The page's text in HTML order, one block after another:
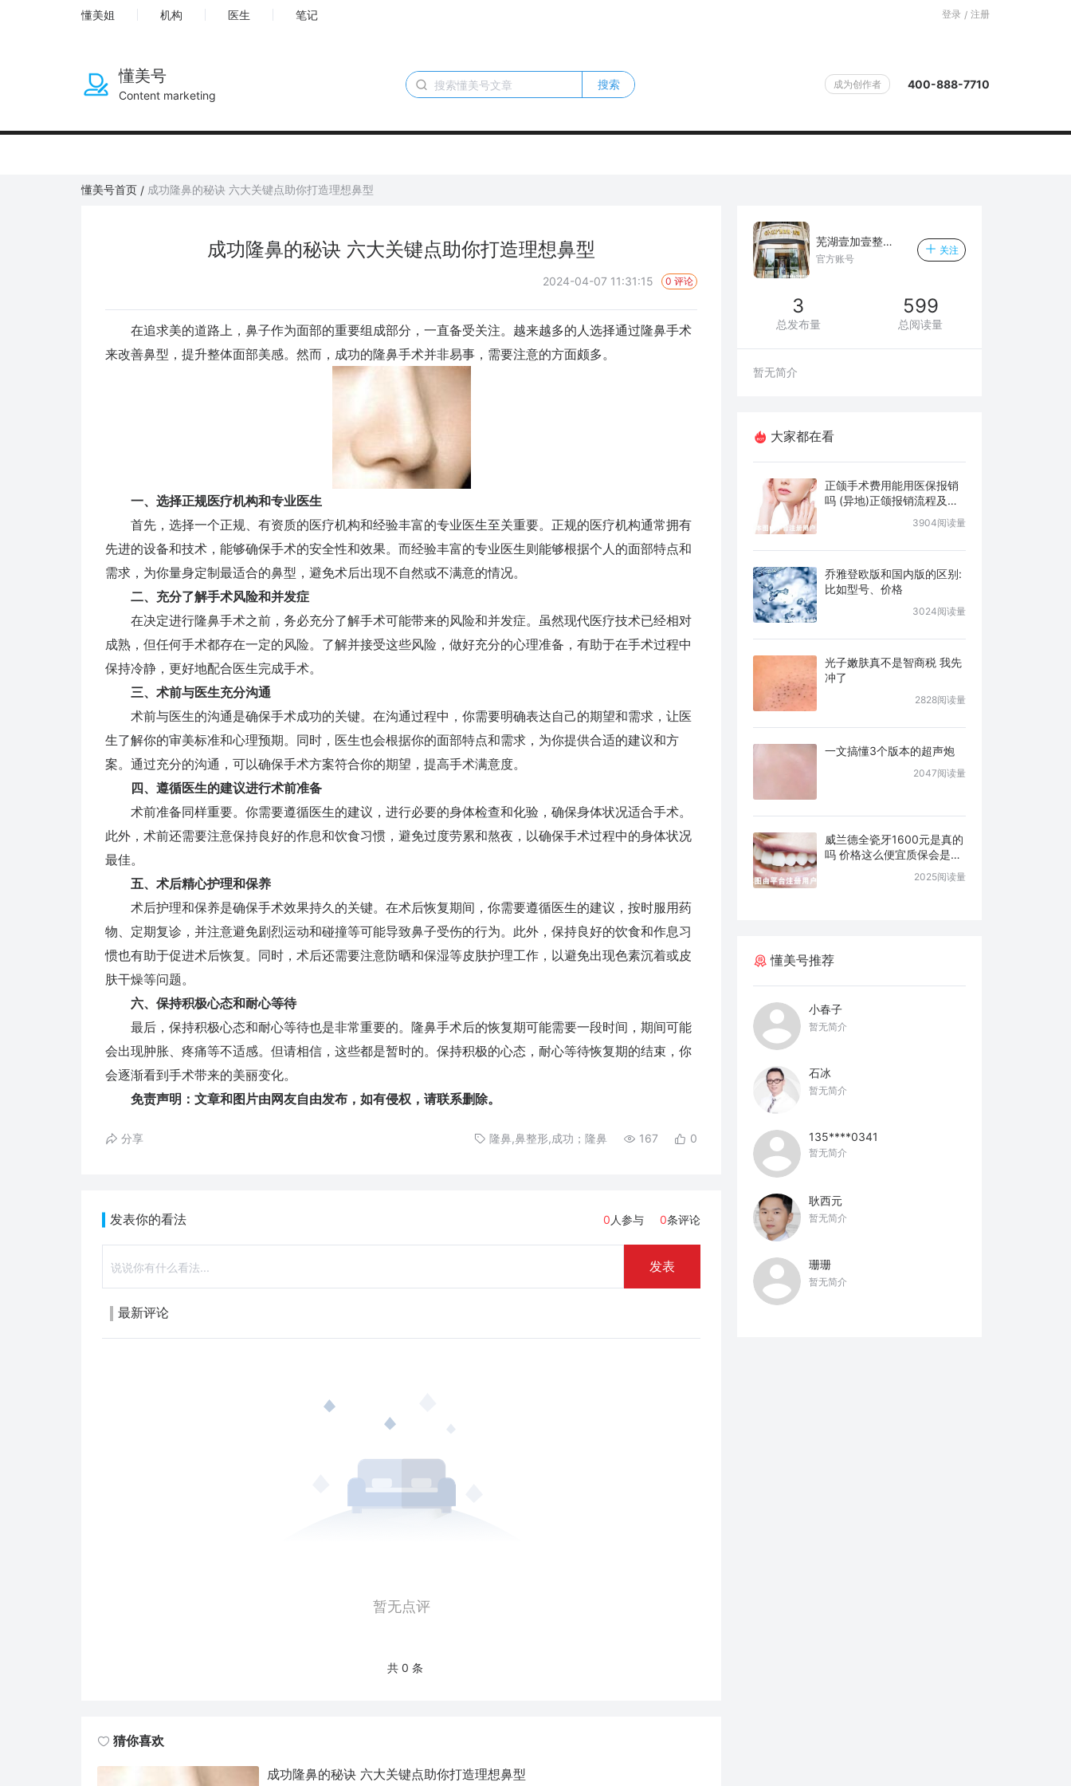
懂美姐 机构 医生 笔记 登录 / 注册
懂美号
Content marketing
搜索 成为创作者 400-888-7710
懂美号首页 / 成功隆鼻的秘诀 六大关键点助你打造理想鼻型
成功隆鼻的秘诀 六大关键点助你打造理想鼻型
2024-04-07 11:31:15 0 评论
在追求美的道路上，鼻子作为面部的重要组成部分，一直备受关注。越来越多的人选择通过隆鼻手术
来改善鼻型，提升整体面部美感。然而，成功的隆鼻手术并非易事，需要注意的方面颇多。
一、选择正规医疗机构和专业医生
首先，选择一个正规、有资质的医疗机构和经验丰富的专业医生至关重要。正规的医疗机构通常拥有
先进的设备和技术，能够确保手术的安全性和效果。而经验丰富的专业医生则能够根据个人的面部特点和
需求，为你量身定制最适合的鼻型，避免术后出现不自然或不满意的情况。
二、充分了解手术风险和并发症
在决定进行隆鼻手术之前，务必充分了解手术可能带来的风险和并发症。虽然现代医疗技术已经相对
成熟，但任何手术都存在一定的风险。了解并接受这些风险，做好充分的心理准备，有助于在手术过程中
保持冷静，更好地配合医生完成手术。
三、术前与医生充分沟通
术前与医生的沟通是确保手术成功的关键。在沟通过程中，你需要明确表达自己的期望和需求，让医
生了解你的审美标准和心理预期。同时，医生也会根据你的面部特点和需求，为你提供合适的建议和方
案。通过充分的沟通，可以确保手术方案符合你的期望，提高手术满意度。
四、遵循医生的建议进行术前准备
术前准备同样重要。你需要遵循医生的建议，进行必要的身体检查和化验，确保身体状况适合手术。
此外，术前还需要注意保持良好的作息和饮食习惯，避免过度劳累和熬夜，以确保手术过程中的身体状况
最佳。
五、术后精心护理和保养
术后护理和保养是确保手术效果持久的关键。在术后恢复期间，你需要遵循医生的建议，按时服用药
物、定期复诊，并注意避免剧烈运动和碰撞等可能导致鼻子受伤的行为。此外，保持良好的饮食和作息习
惯也有助于促进术后恢复。同时，术后还需要注意防晒和保湿等皮肤护理工作，以避免出现色素沉着或皮
肤干燥等问题。
六、保持积极心态和耐心等待
最后，保持积极心态和耐心等待也是非常重要的。隆鼻手术后的恢复期可能需要一段时间，期间可能
会出现肿胀、疼痛等不适感。但请相信，这些都是暂时的。保持积极的心态，耐心等待恢复期的结束，你
会逐渐看到手术带来的美丽变化。
免责声明：文章和图片由网友自由发布，如有侵权，请联系删除。
分享 隆鼻,鼻整形,成功；隆鼻 167 0
发表你的看法 0 人参与 0条评论
发表
最新评论
暂无点评
共 0 条
猜你喜欢
成功隆鼻的秘诀 六大关键点助你打造理想鼻型
芜湖壹加壹整形美容医院
官方账号
关注
3
总发布量
599
总阅读量
暂无简介
大家都在看
正颌手术费用能用医保报销
吗 (异地)正颌报销流程及条
3904阅读量
乔雅登欧版和国内版的区别:
比如型号、价格
3024阅读量
光子嫩肤真不是智商税 我先
冲了
2828阅读量
一文搞懂3个版本的超声炮
2047阅读量
威兰德全瓷牙1600元是真的
吗 价格这么便宜质保会是几
2025阅读量
懂美号推荐
小春子
暂无简介
石冰
暂无简介
135****0341
暂无简介
耿西元
暂无简介
珊珊
暂无简介